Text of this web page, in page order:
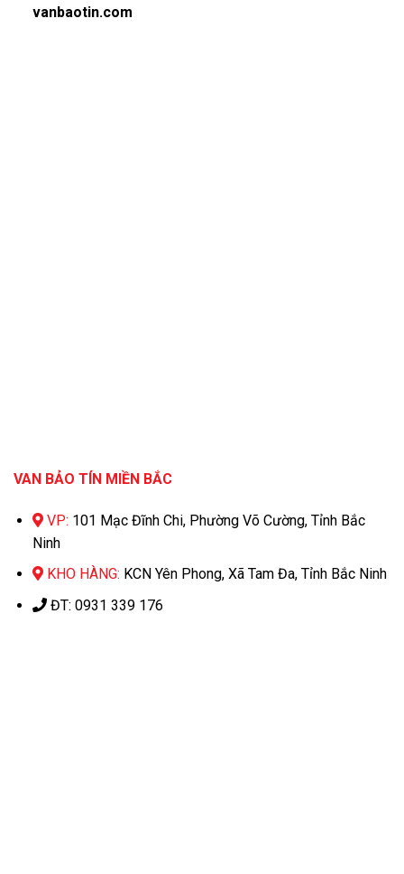
vanbaotin.com
VAN BẢO TÍN MIỀN BẮC
VP: 101 Mạc Đĩnh Chi, Phường Võ Cường, Tỉnh Bắc
Ninh
KHO HÀNG: KCN Yên Phong, Xã Tam Đa, Tỉnh Bắc Ninh
ĐT: 0931 339 176